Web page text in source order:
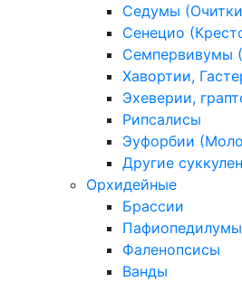
Седумы
Сенецио
Семпервивумы
Хавортии,
Эхеверии,
Рипсалисы
Эуфорбии
Другие
Орхидейные
Брассии
Пафиопедилумы
Фаленопсисы
Ванды